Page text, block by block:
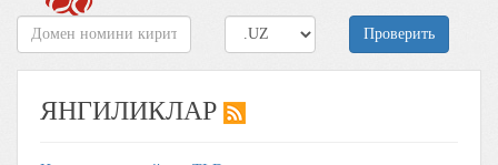
Проверить
ЯНГИЛИКЛАР